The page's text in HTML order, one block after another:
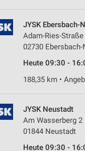
JYSK Ebersbach-
Adam-Ries-Straße
02730
Heute 09:30 -
188,35 km •
JYSK Neustadt
Am Wasserberg 2
01844 Neustadt
Heute 09:30 -